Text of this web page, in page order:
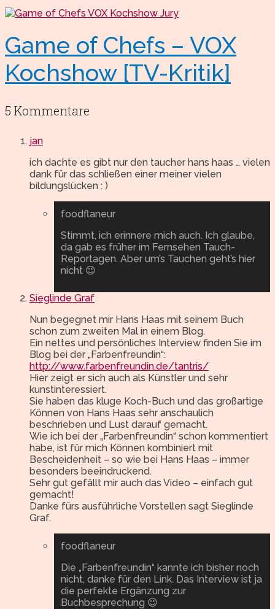
Game of Chefs – VOX
Kochshow [TV-Kritik]
5 Kommentare
jan
ich dachte es gibt nur den taucher hans haas … vielen
dank für das schließen einer meiner vielen
bildungslücken : )
foodflaneur
Stimmt, ich erinnere mich auch. Ich glaube,
da gab es früher im Fernsehen Tauch-
Reportagen. Aber um’s Tauchen geht’s hier
nicht 😉
Sieglinde Graf
Nun begegnet mir Hans Haas mit seinem Buch
schon zum zweiten Mal in einem Blog.
Ein nettes und persönliches Interview finden Sie im
Blog bei der „Farbenfreundin“:
http://www.farbenfreundin.de/tantris/
Hier zeigt er sich auch als Künstler und sehr
kunstinteressiert.
Sie haben das kluge Koch-Buch und das großartige
Können von Hans Haas sehr anschaulich
beschrieben und Lust darauf gemacht.
Wie ich bei der „Farbenfreundin“ schon kommentiert
habe, ist für mich Können kombiniert mit
Bescheidenheit – so wie bei Hans Haas – immer
besonders beeindruckend.
Sehr gut gefällt mir auch das Video – einfach gut
gemacht!
Danke fürs ausführliche Vorstellen sagt Sieglinde
Graf.
foodflaneur
Die „Farbenfreundin“ kannte ich bisher noch
nicht, danke für den Link. Das Interview ist ja
die perfekte Ergänzung zur
Buchbesprechung 😉